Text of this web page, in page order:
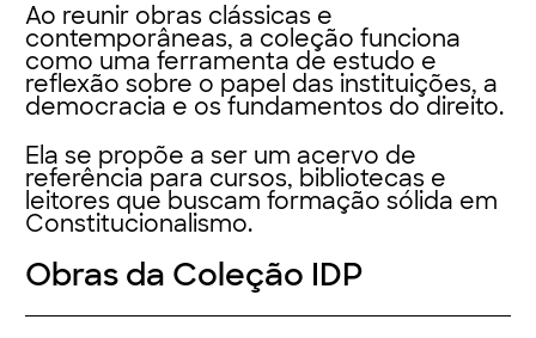
Ao reunir obras clássicas e
contemporâneas, a coleção funciona
como umaferramenta de estudo e
reflexão sobre o papel das instituições, a
democracia e os fundamentos do direito.
Ela se propõe a ser umacervo de
referência para cursos, bibliotecas e
leitores que buscam formação sólida em
Constitucionalismo.
Obras da Coleção IDP